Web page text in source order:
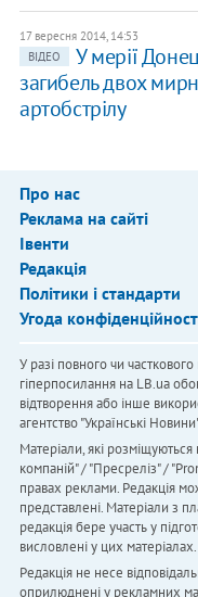
17 вересня 2014, 14:53
ВІДЕО
У мерії
загибель двох
артобстрілу
Про нас
Реклама на сайті
Івенти
Редакція
Політики і стандарти
Угода
У разі повного чи
гіперпосилання на LB.ua
відтворення або інше
агентство "Українськi
Матеріали, які
компаній" / "Пресреліз" /
правах реклами. Редакція
представлені. Матеріали
редакція бере участь у
висловлені у цих матеріалах.
Редакція не несе
оприлюднені у рекламних